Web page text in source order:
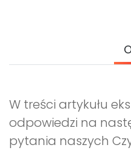
W treści artykułu
odpowiedzi na
pytania naszych